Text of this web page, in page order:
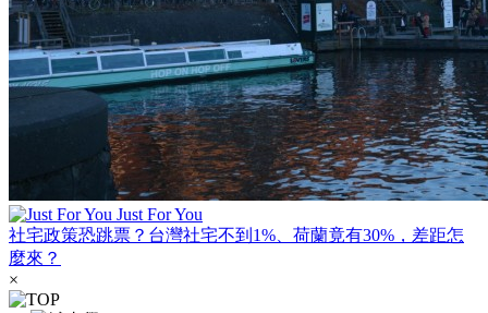
Just For You
社宅政策恐跳票？台灣社宅不到1%、荷蘭竟有30%，差距怎
麼來？
×